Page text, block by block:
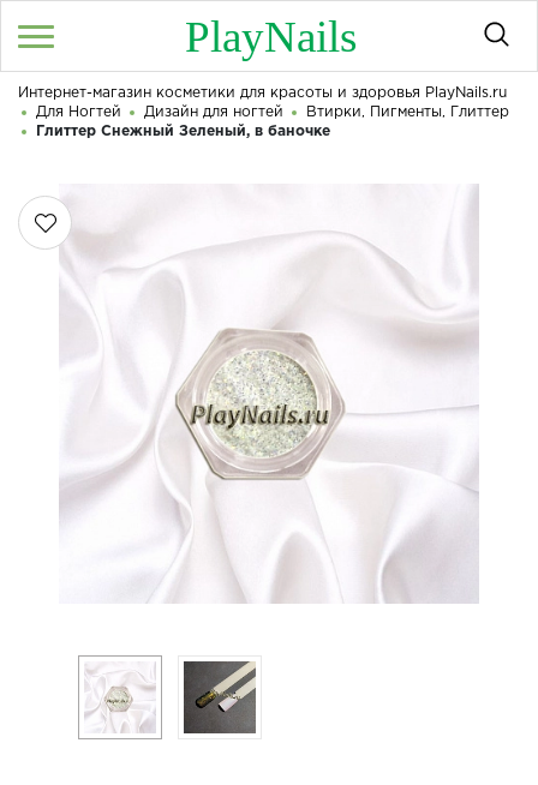
PlayNails
Войти Регистрация
КОНТАКТЫ
ДОСТАВКА И ОПЛАТА
Здравствуйте! Что вы ищете?
Интернет-магазин косметики для красоты и здоровья PlayNails.ru
Для Ногтей
Дизайн для ногтей
Втирки, Пигменты, Глиттер
Глиттер Снежный Зеленый, в баночке